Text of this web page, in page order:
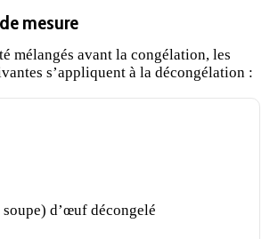
mesure
mélangés avant la congélation, les
s’appliquent à la décongélation :
d’œuf décongelé